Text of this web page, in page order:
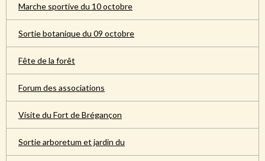
Marche sportive du 10 octobre
Sortie botanique du 09 octobre
Fête de la forêt
Forum des associations
Visite du Fort de Brégançon
Sortie arboretum et jardin du